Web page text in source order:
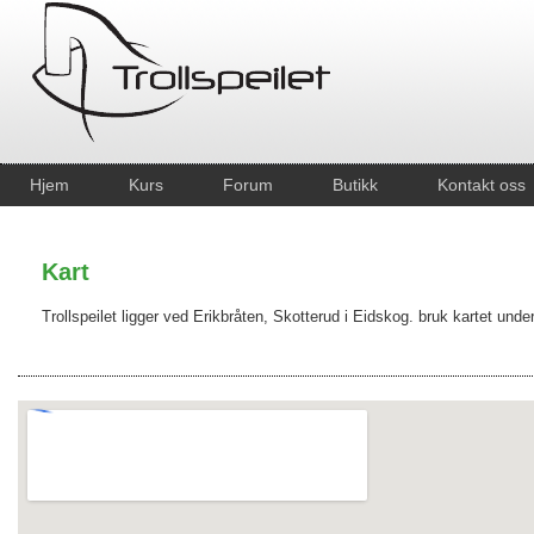
Hjem Kurs Forum Butikk Kontakt oss
Kart
Trollspeilet ligger ved Erikbråten, Skotterud i Eidskog. bruk kartet